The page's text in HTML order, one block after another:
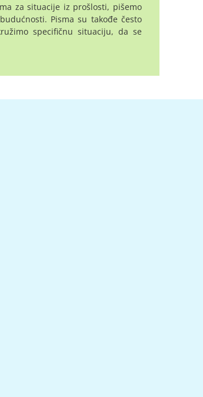
za situacije iz prošlosti, pišemo
Pisma su takođe često
specifičnu situaciju, da se